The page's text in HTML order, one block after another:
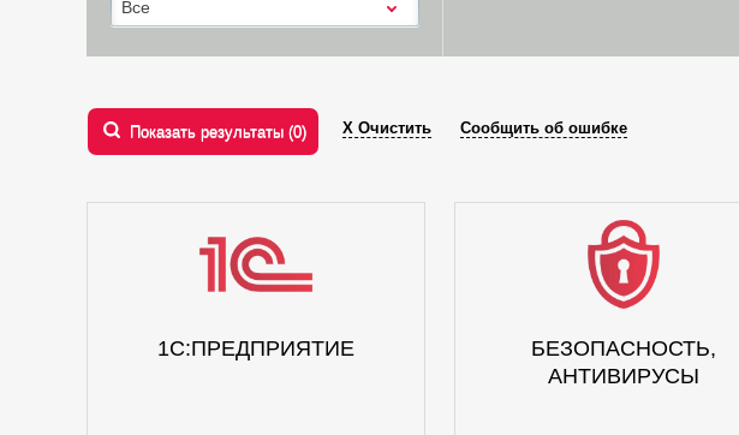
Все
Показать результаты (0) Х Очистить Сообщить об ошибке
1С:ПРЕДПРИЯТИЕ
БЕЗОПАСНОСТЬ,
АНТИВИРУСЫ